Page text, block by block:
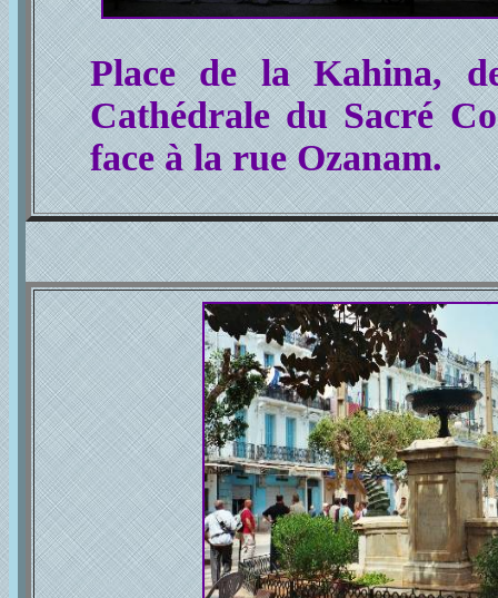
Place de la Kahina,
Cathédrale du Sacré
face à la rue Ozanam.